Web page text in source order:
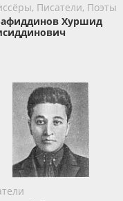
Писатели, Поэты
Хуршид